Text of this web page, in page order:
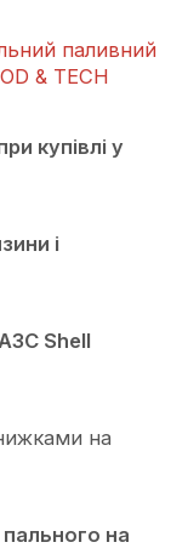
паливний
& TECH
купівлі у
і
Shell
на
на